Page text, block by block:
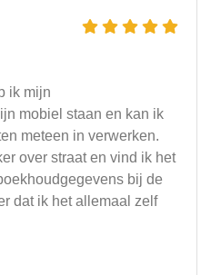
ik mijn
mobiel staan en kan ik
meteen in verwerken.
over straat en vind ik het
bij de
dat ik het allemaal zelf